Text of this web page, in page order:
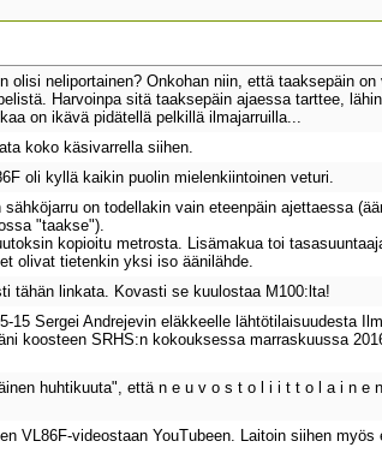
neliportainen? Onkohan niin, että taaksepäin on
Harvoinpa sitä taaksepäin ajaessa tarttee,
on ikävä pidätellä pelkillä ilmajarruilla...
koko käsivarrella siihen.
oli kyllä kaikin puolin mielenkiintoinen veturi.
on todellakin vain eteenpäin ajettaessa
"taakse").
kopioitu metrosta. Lisämakua toi
olivat tietenkin yksi iso äänilähde.
tähän linkata. Kovasti se kuulostaa M100:lta!
Sergei Andrejevin eläkkeelle lähtötilaisuudesta
koosteen SRHS:n kokouksessa marraskuussa
huhtikuuta", että n e u v o s t o l i i t t o l a i n e
VL86F-videostaan YouTubeen. Laitoin siihen myös